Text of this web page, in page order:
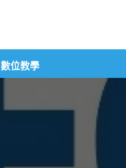
數位教學